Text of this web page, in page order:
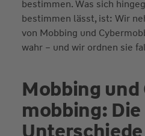
bestimmen. Was sich
bestimmen lässt, ist: Wir
von Mobbing und
wahr – und wir ordnen sie
Mobbing
mobbing: Die